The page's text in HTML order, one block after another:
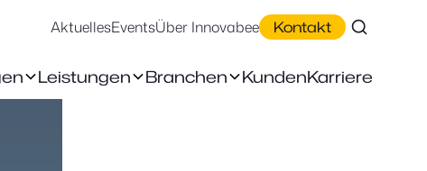
AktuellesEventsÜber Innovabee Kontakt
Leistungen Branchen KundenKarriere